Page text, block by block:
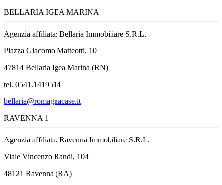
BELLARIA IGEA MARINA
Agenzia affiliata: Bellaria Immobiliare S.R.L.
Piazza Giacomo Matteotti, 10
47814 Bellaria Igea Marina (RN)
tel. 0541.1419514
bellaria@romagnacase.it
RAVENNA 1
Agenzia affiliata: Ravenna Immobiliare S.R.L.
Viale Vincenzo Randi, 104
48121 Ravenna (RA)